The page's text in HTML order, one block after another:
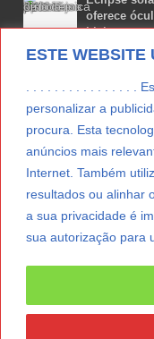
ESTE WEBSITE
. . . . . . . . . . . . . . . .
personalizar a
procura. Esta
anúncios mais
Internet. Também
resultados ou alinhar
a sua privacidade é
sua autorização para
oferece
Lisboa
Agosto 7, 2026
Lua
Agosto 7,
Preparar o
Agosto 5,